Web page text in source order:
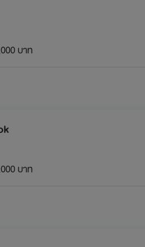
บาท
บาท